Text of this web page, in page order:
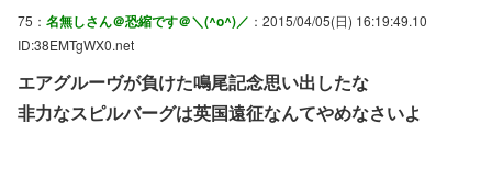
75： 名無しさん＠恐縮です＠＼(^o^)／ ：2015/04/05(日) 16:19:49.10
ID:38EMTgWX0.net
エアグルーヴが負けた鳴尾記念思い出したな
非力なスピルバーグは英国遠征なんてやめなさいよ